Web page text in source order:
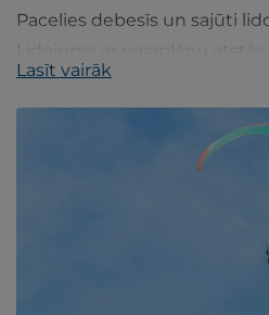
Pacelies debesīs un sajūti
Lidojums ar paraplānu atstās
un neatkārtojamas atmiņas!
Lasīt vairāk